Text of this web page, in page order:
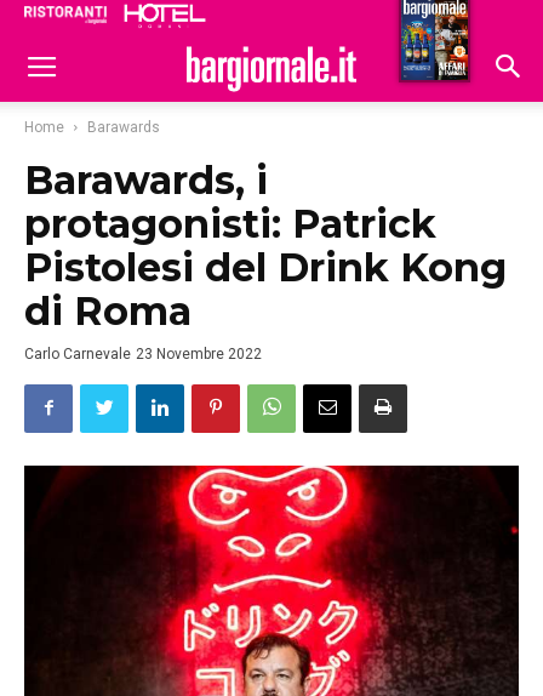
Hoteldomani
Home Barawards
Barawards, i
protagonisti: Patrick
Pistolesi del Drink Kong
di Roma
Carlo Carnevale 23 Novembre 2022